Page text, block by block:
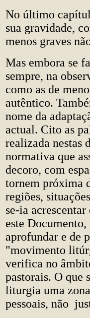
No último
sua gravidade,
menos graves
Mas embora se
sempre, na
como as de
autêntico.
nome da
actual. Cito as
realizada nestas
normativa que
decoro, com
tornem próxima
regiões,
se-ia
este
aprofundar e de
"movimento
verifica no
pastorais. O que
liturgia uma
pessoais, não